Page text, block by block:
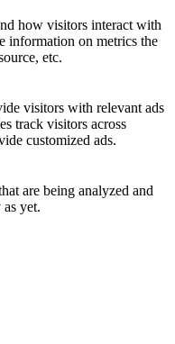
how visitors interact with
information on metrics the
etc.
visitors with relevant ads
track visitors across
customized ads.
are being analyzed and
yet.